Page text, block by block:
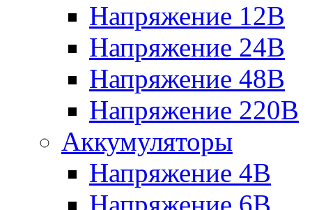
Напряжение 12В
Напряжение 24В
Напряжение 48В
Напряжение 220В
Аккумуляторы
Напряжение 4В